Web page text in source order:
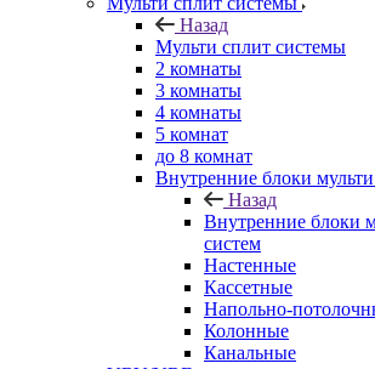
Назад
Мульти сплит системы
2 комнаты
3 комнаты
4 комнаты
5 комнат
до 8 комнат
Внутренние блоки
Назад
Внутренние блоки
систем
Настенные
Кассетные
Напольно-
Колонные
Канальные